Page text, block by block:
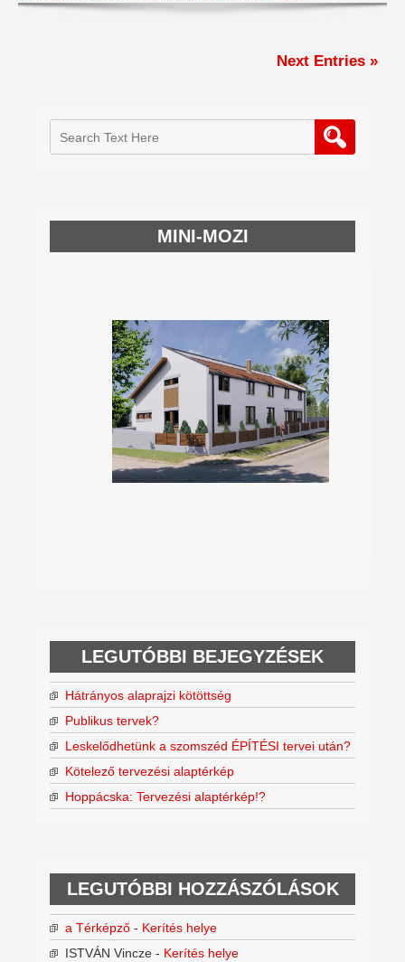
Next Entries »
MINI-MOZI
LEGUTÓBBI BEJEGYZÉSEK
Hátrányos alaprajzi kötöttség
Publikus tervek?
Leskelődhetünk a szomszéd ÉPÍTÉSI tervei után?
Kötelező tervezési alaptérkép
Hoppácska: Tervezési alaptérkép!?
LEGUTÓBBI HOZZÁSZÓLÁSOK
a Térképző - Kerítés helye
ISTVÁN Vincze - Kerítés helye